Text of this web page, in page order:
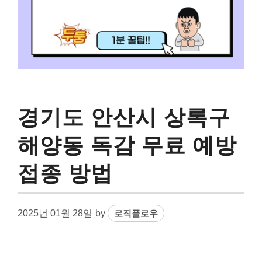
경기도 안산시 상록구
해양동 독감 무료 예방
접종 방법
2025년 01월 28일 by 로직플로우